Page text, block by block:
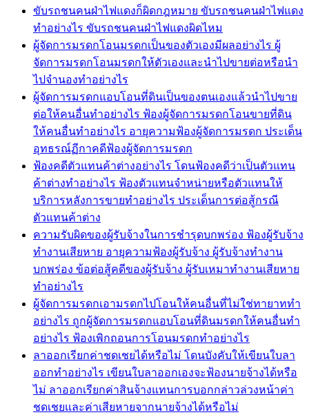
ขับรถชนคนฝ่าไฟแดงก็ผิดกฎหมาย ขับรถชนคนฝ่าไฟแดง
ทำอย่างไร ขับรถชนคนฝ่าไฟแดงผิดไหม
ผู้จัดการมรดกโอนมรดกเป็นของตัวเองมีผลอย่างไร ผู้
จัดการมรดกโอนมรดกให้ตัวเองและนำไปขายต่อหรือนำ
ไปจำนองทำอย่างไร
ผู้จัดการมรดกแอบโอนที่ดินเป็นของตนเองแล้วนำไปขาย
ต่อให้คนอื่นทำอย่างไร ฟ้องผู้จัดการมรดกโอนขายที่ดิน
ให้คนอื่นทำอย่างไร อายุความฟ้องผู้จัดการมรดก ประเด็น
อุทธรณ์ฏีกาคดีฟ้องผู้จัดการมรดก
ฟ้องคดีตัวแทนค้าต่างอย่างไร โดนฟ้องคดีว่าเป็นตัวแทน
ค้าต่างทำอย่างไร ฟ้องตัวแทนจำหน่ายหรือตัวแทนให้
บริการหลังการขายทำอย่างไร ประเด็นการต่อสู้กรณี
ตัวแทนค้าต่าง
ความรับผิดของผู้รับจ้างในการชำรุดบกพร่อง ฟ้องผู้รับจ้าง
ทำงานเสียหาย อายุความฟ้องผู้รับจ้าง ผู้รับจ้างทำงาน
บกพร่อง ข้อต่อสู้คดีของผู้รับจ้าง ผู้รับเหมาทำงานเสียหาย
ทำอย่างไร
ผู้จัดการมรดกเอามรดกไปโอนให้คนอื่นที่ไม่ใช่ทายาททำ
อย่างไร ถูกผู้จัดการมรดกแอบโอนที่ดินมรดกให้คนอื่นทำ
อย่างไร ฟ้องเพิกถอนการโอนมรดกทำอย่างไร
ลาออกเรียกค่าชดเชยได้หรือไม่ โดนบังคับให้เขียนใบลา
ออกทำอย่างไร เขียนใบลาออกเองจะฟ้องนายจ้างได้หรือ
ไม่ ลาออกเรียกค่าสินจ้างแทนการบอกกล่าวล่วงหน้าค่า
ชดเชยและค่าเสียหายจากนายจ้างได้หรือไม่